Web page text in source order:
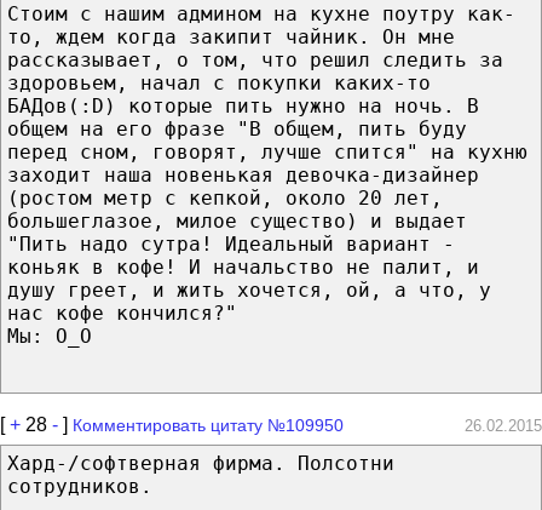
Стоим с нашим админом на кухне поутру как-
то, ждем когда закипит чайник. Он мне
рассказывает, о том, что решил следить за
здоровьем, начал с покупки каких-то
БАДов(:D) которые пить нужно на ночь. В
общем на его фразе "В общем, пить буду
перед сном, говорят, лучше спится" на кухню
заходит наша новенькая девочка-дизайнер
(ростом метр с кепкой, около 20 лет,
большеглазое, милое существо) и выдает
"Пить надо сутра! Идеальный вариант -
коньяк в кофе! И начальство не палит, и
душу греет, и жить хочется, ой, а что, у
нас кофе кончился?"
Мы: О_О
[+ 28 - ] Комментировать цитату №109950 26.02.2015
Хард-/софтверная фирма. Полсотни
сотрудников.